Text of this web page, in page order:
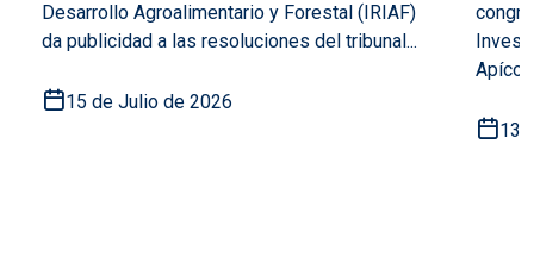
Desarrollo Agroalimentario y Forestal (IRIAF)
da publicidad a las resoluciones del tribunal...
15 de Julio de 2026
13